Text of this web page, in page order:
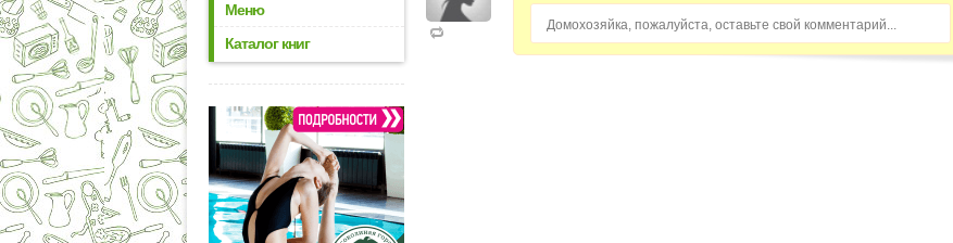
Меню
Каталог книг
Домохозяйка, пожалуйста, оставьте свой комментарий...